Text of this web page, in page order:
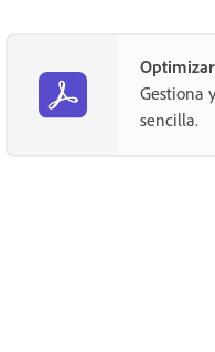
Gestiona
sencilla.